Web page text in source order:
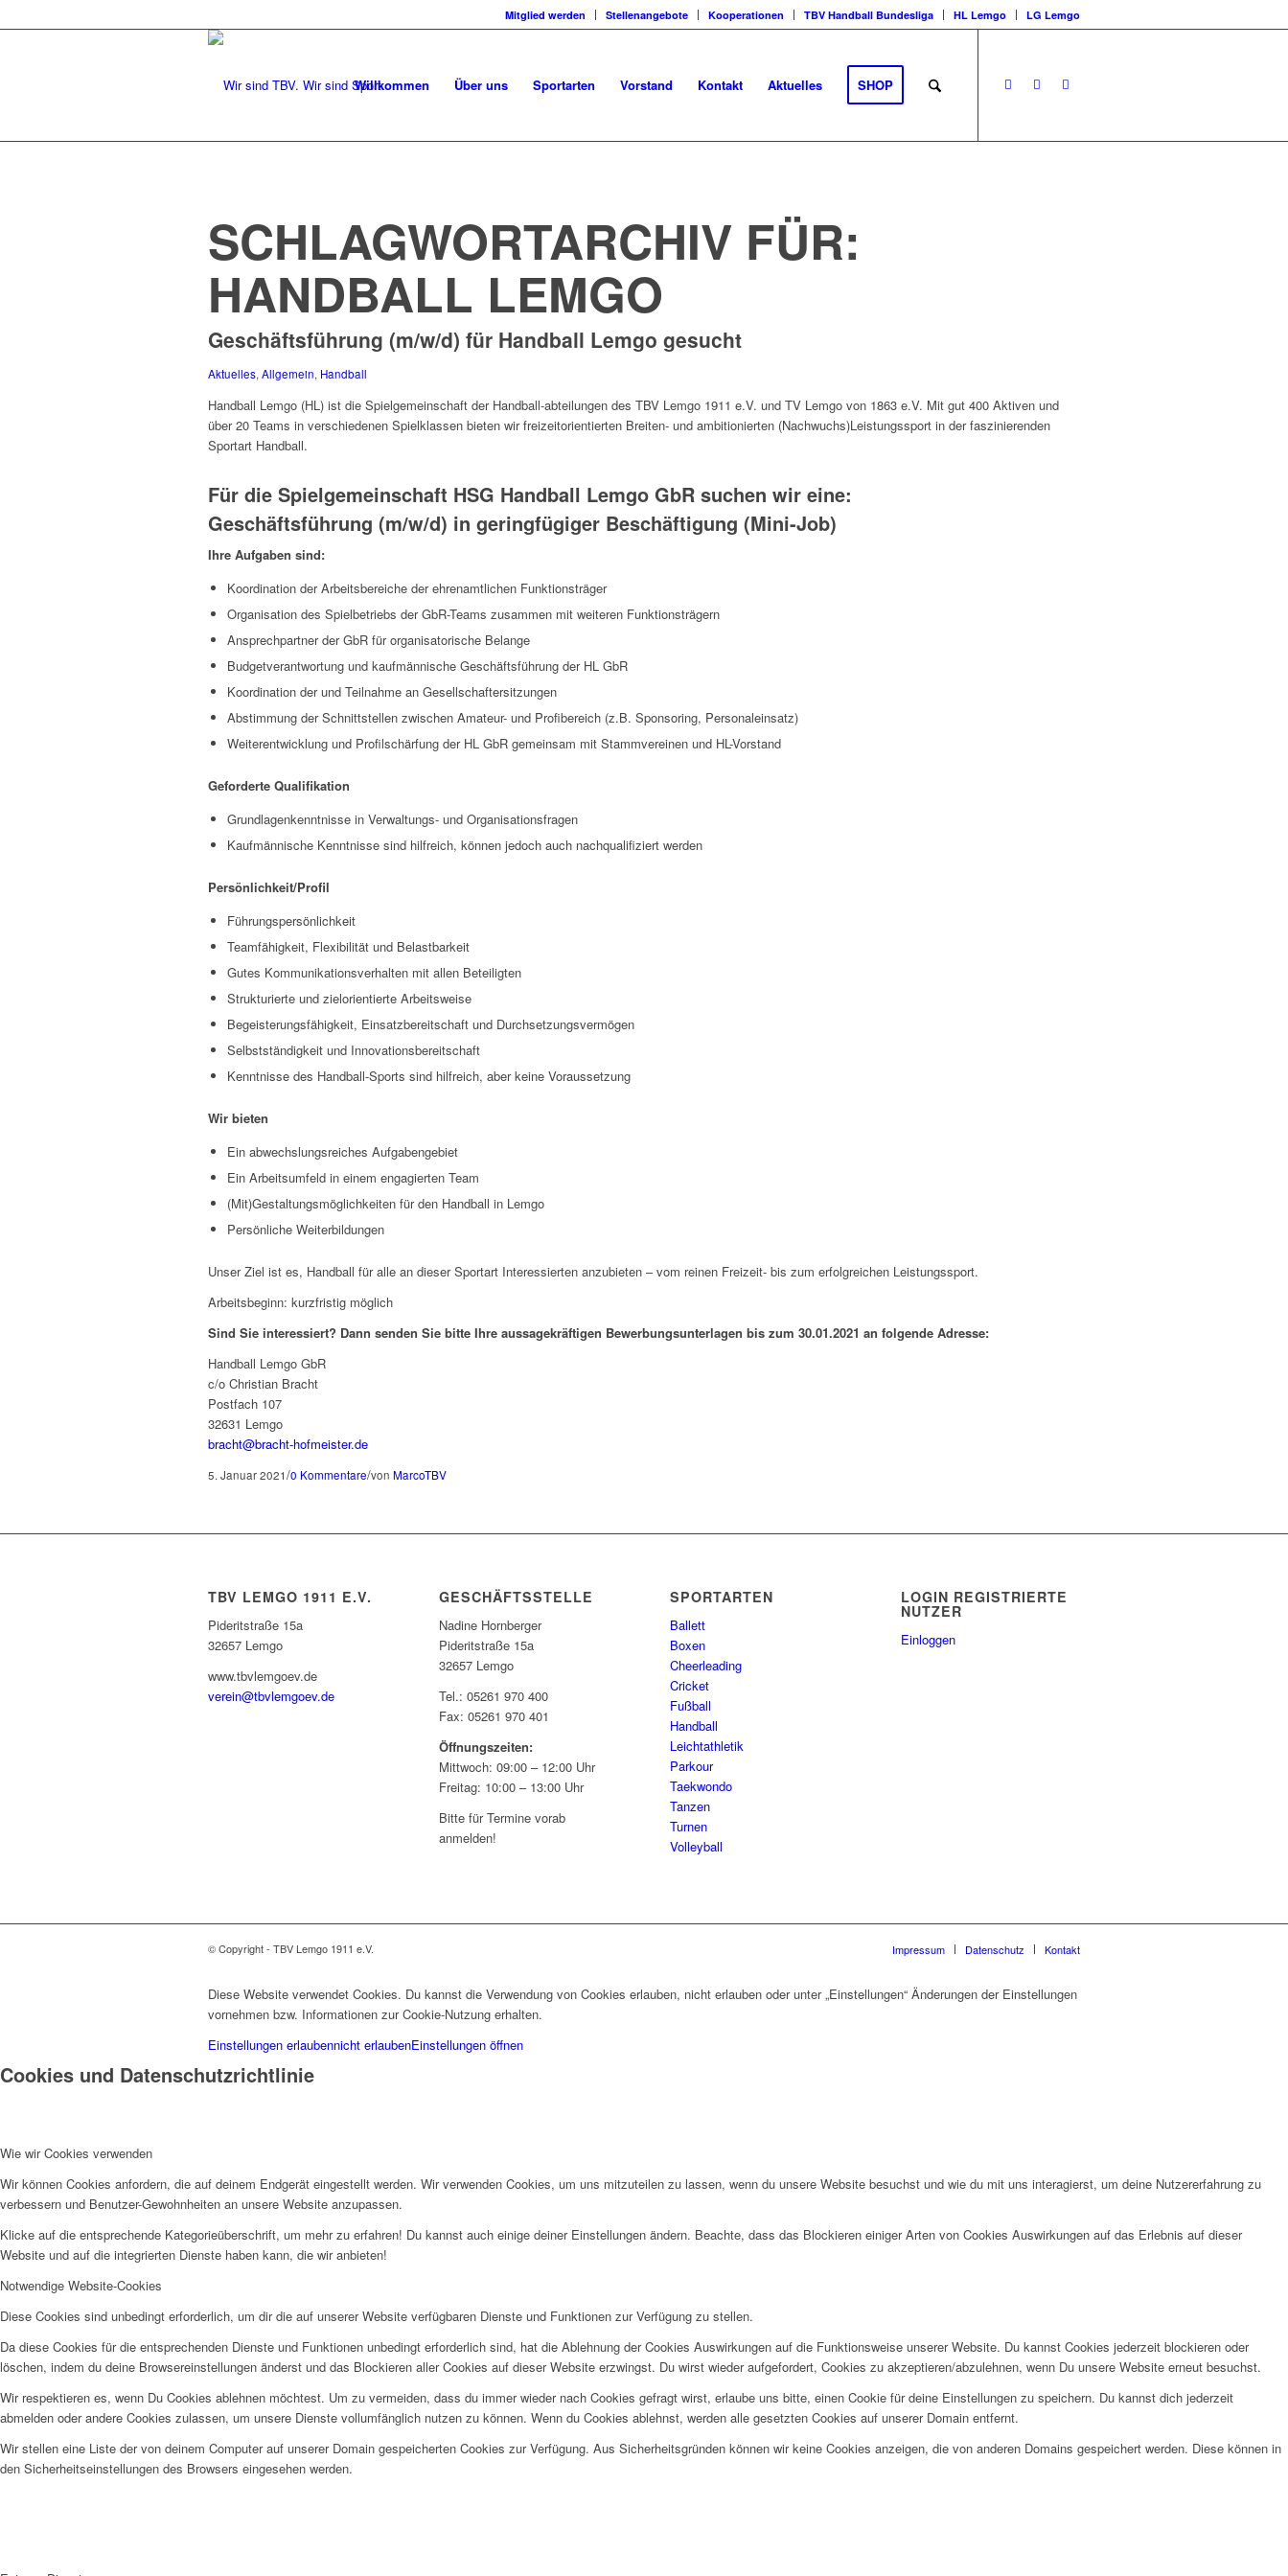
Mitglied werden Stellenangebote Kooperationen TBV Handball Bundesliga HL Lemgo LG Lemgo
Willkommen Über uns Sportarten Vorstand Kontakt Aktuelles SHOP
SCHLAGWORTARCHIV FÜR:
HANDBALL LEMGO
Geschäftsführung (m/w/d) für Handball Lemgo gesucht
Aktuelles, Allgemein, Handball
Handball Lemgo (HL) ist die Spielgemeinschaft der Handball-abteilungen des TBV Lemgo 1911 e.V. und TV Lemgo von 1863 e.V. Mit gut 400 Aktiven und
über 20 Teams in verschiedenen Spielklassen bieten wir freizeitorientierten Breiten- und ambitionierten (Nachwuchs)Leistungssport in der faszinierenden
Sportart Handball.
Für die Spielgemeinschaft HSG Handball Lemgo GbR suchen wir eine:
Geschäftsführung (m/w/d) in geringfügiger Beschäftigung (Mini-Job)
Ihre Aufgaben sind:
Koordination der Arbeitsbereiche der ehrenamtlichen Funktionsträger
Organisation des Spielbetriebs der GbR-Teams zusammen mit weiteren Funktionsträgern
Ansprechpartner der GbR für organisatorische Belange
Budgetverantwortung und kaufmännische Geschäftsführung der HL GbR
Koordination der und Teilnahme an Gesellschaftersitzungen
Abstimmung der Schnittstellen zwischen Amateur- und Profibereich (z.B. Sponsoring, Personaleinsatz)
Weiterentwicklung und Profilschärfung der HL GbR gemeinsam mit Stammvereinen und HL-Vorstand
Geforderte Qualifikation
Grundlagenkenntnisse in Verwaltungs- und Organisationsfragen
Kaufmännische Kenntnisse sind hilfreich, können jedoch auch nachqualifiziert werden
Persönlichkeit/Profil
Führungspersönlichkeit
Teamfähigkeit, Flexibilität und Belastbarkeit
Gutes Kommunikationsverhalten mit allen Beteiligten
Strukturierte und zielorientierte Arbeitsweise
Begeisterungsfähigkeit, Einsatzbereitschaft und Durchsetzungsvermögen
Selbstständigkeit und Innovationsbereitschaft
Kenntnisse des Handball-Sports sind hilfreich, aber keine Voraussetzung
Wir bieten
Ein abwechslungsreiches Aufgabengebiet
Ein Arbeitsumfeld in einem engagierten Team
(Mit)Gestaltungsmöglichkeiten für den Handball in Lemgo
Persönliche Weiterbildungen
Unser Ziel ist es, Handball für alle an dieser Sportart Interessierten anzubieten – vom reinen Freizeit- bis zum erfolgreichen Leistungssport.
Arbeitsbeginn: kurzfristig möglich
Sind Sie interessiert? Dann senden Sie bitte Ihre aussagekräftigen Bewerbungsunterlagen bis zum 30.01.2021 an folgende Adresse:
Handball Lemgo GbR
c/o Christian Bracht
Postfach 107
32631 Lemgo
bracht@bracht-hofmeister.de
5. Januar 2021/0 Kommentare/von MarcoTBV
TBV LEMGO 1911 E.V.
Pideritstraße 15a
32657 Lemgo
www.tbvlemgoev.de
verein@tbvlemgoev.de
GESCHÄFTSSTELLE
Nadine Hornberger
Pideritstraße 15a
32657 Lemgo
Tel.: 05261 970 400
Fax: 05261 970 401
Öffnungszeiten:
Mittwoch: 09:00 – 12:00 Uhr
Freitag: 10:00 – 13:00 Uhr
Bitte für Termine vorab
anmelden!
SPORTARTEN
Ballett
Boxen
Cheerleading
Cricket
Fußball
Handball
Leichtathletik
Parkour
Taekwondo
Tanzen
Turnen
Volleyball
LOGIN REGISTRIERTE
NUTZER
Einloggen
© Copyright - TBV Lemgo 1911 e.V. Impressum Datenschutz Kontakt
Diese Website verwendet Cookies. Du kannst die Verwendung von Cookies erlauben, nicht erlauben oder unter „Einstellungen“ Änderungen der Einstellungen
vornehmen bzw. Informationen zur Cookie-Nutzung erhalten.
Einstellungen erlaubennicht erlaubenEinstellungen öffnen
Cookies und Datenschutzrichtlinie
Wie wir Cookies verwenden
Wir können Cookies anfordern, die auf deinem Endgerät eingestellt werden. Wir verwenden Cookies, um uns mitzuteilen zu lassen, wenn du unsere Website besuchst und wie du mit uns interagierst, um deine Nutzererfahrung zu
verbessern und Benutzer-Gewohnheiten an unsere Website anzupassen.
Klicke auf die entsprechende Kategorieüberschrift, um mehr zu erfahren! Du kannst auch einige deiner Einstellungen ändern. Beachte, dass das Blockieren einiger Arten von Cookies Auswirkungen auf das Erlebnis auf dieser
Website und auf die integrierten Dienste haben kann, die wir anbieten!
Notwendige Website-Cookies
Diese Cookies sind unbedingt erforderlich, um dir die auf unserer Website verfügbaren Dienste und Funktionen zur Verfügung zu stellen.
Da diese Cookies für die entsprechenden Dienste und Funktionen unbedingt erforderlich sind, hat die Ablehnung der Cookies Auswirkungen auf die Funktionsweise unserer Website. Du kannst Cookies jederzeit blockieren oder
löschen, indem du deine Browsereinstellungen änderst und das Blockieren aller Cookies auf dieser Website erzwingst. Du wirst wieder aufgefordert, Cookies zu akzeptieren/abzulehnen, wenn Du unsere Website erneut besuchst.
Wir respektieren es, wenn Du Cookies ablehnen möchtest. Um zu vermeiden, dass du immer wieder nach Cookies gefragt wirst, erlaube uns bitte, einen Cookie für deine Einstellungen zu speichern. Du kannst dich jederzeit
abmelden oder andere Cookies zulassen, um unsere Dienste vollumfänglich nutzen zu können. Wenn du Cookies ablehnst, werden alle gesetzten Cookies auf unserer Domain entfernt.
Wir stellen eine Liste der von deinem Computer auf unserer Domain gespeicherten Cookies zur Verfügung. Aus Sicherheitsgründen können wir keine Cookies anzeigen, die von anderen Domains gespeichert werden. Diese können in
den Sicherheitseinstellungen des Browsers eingesehen werden.